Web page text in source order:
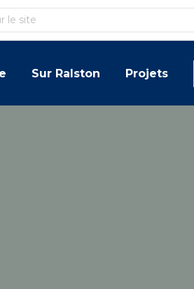
Sur Ralston Projets